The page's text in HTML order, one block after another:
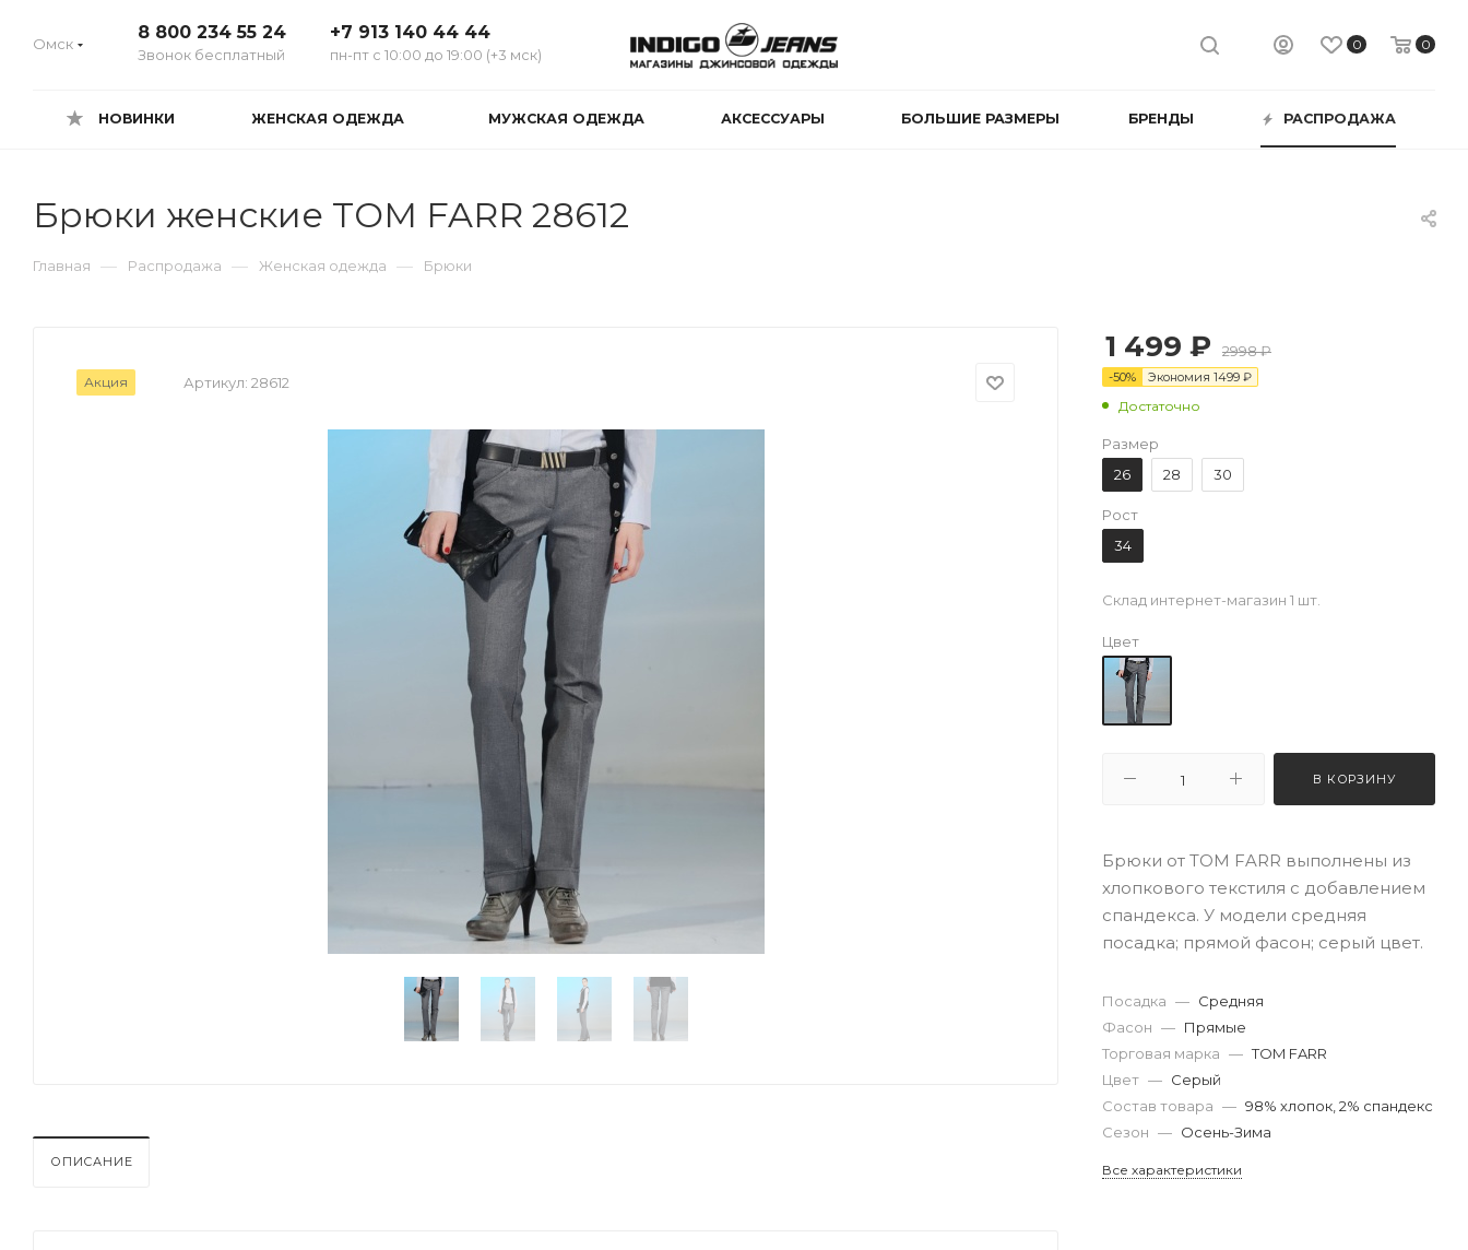
Омск
8 800 234 55 24
Звонок бесплатный
+7 913 140 44 44
пн-пт с 10:00 до 19:00 (+3 мск)
0 0
НОВИНКИ ЖЕНСКАЯ ОДЕЖДА МУЖСКАЯ ОДЕЖДА АКСЕССУАРЫ БОЛЬШИЕ РАЗМЕРЫ БРЕНДЫ РАСПРОДАЖА
Брюки женские TOM FARR 28612
Главная — Распродажа — Женская одежда — Брюки
Акция Артикул: 28612
ОПИСАНИЕ
1 499 ₽ 2998 ₽
-50% Экономия 1499 ₽
Достаточно
Размер
26
28 30
Рост
34
Склад интернет-магазин 1 шт.
Цвет
В КОРЗИНУ
Брюки от TOM FARR выполнены из
хлопкового текстиля с добавлением
спандекса. У модели средняя
посадка; прямой фасон; серый цвет.
Посадка — Средняя
Фасон — Прямые
Торговая марка — TOM FARR
Цвет — Серый
Состав товара — 98% хлопок, 2% спандекc
Сезон — Осень-Зима
Все характеристики